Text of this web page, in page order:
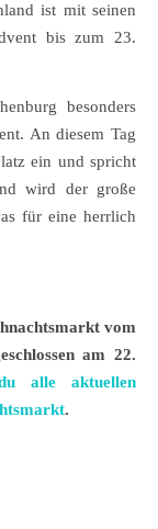
ist mit seinen
bis zum 23.
besonders
An diesem Tag
ein und spricht
wird der große
für eine herrlich
vom
am 22.
alle aktuellen
.